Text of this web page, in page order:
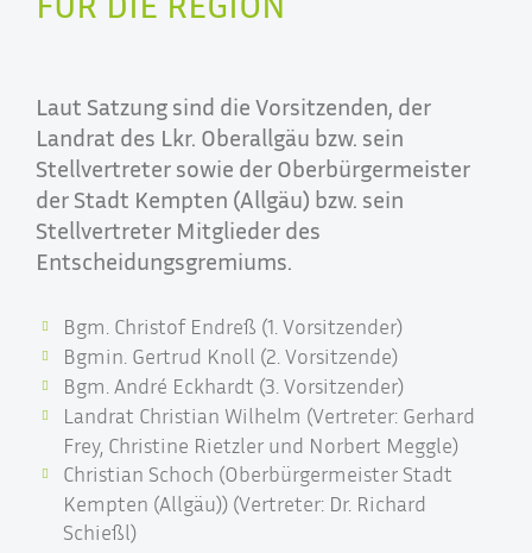
Laut Satzung sind die Vorsitzenden, der
Landrat des Lkr. Oberallgäu bzw. sein
Stellvertreter sowie der Oberbürgermeister
der Stadt Kempten (Allgäu) bzw. sein
Stellvertreter Mitglieder des
Entscheidungsgremiums.
Bgm. Christof Endreß (1. Vorsitzender)
Bgmin. Gertrud Knoll (2. Vorsitzende)
Bgm. André Eckhardt (3. Vorsitzender)
Landrat Christian Wilhelm (Vertreter: Gerhard
Frey, Christine Rietzler und Norbert Meggle)
Christian Schoch (Oberbürgermeister Stadt
Kempten (Allgäu)) (Vertreter: Dr. Richard
Schießl)